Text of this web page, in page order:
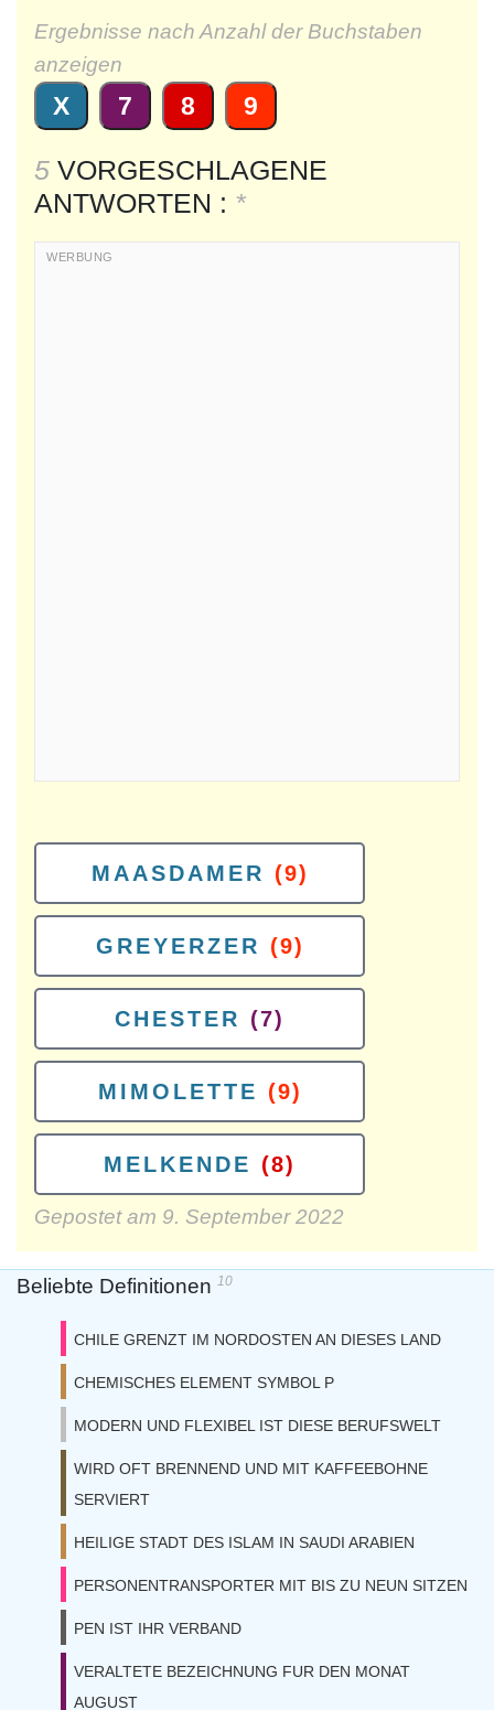
Ergebnisse nach Anzahl der Buchstaben
anzeigen
X 7 8 9
5 VORGESCHLAGENE
ANTWORTEN : *
MAASDAMER (9)
GREYERZER (9)
CHESTER (7)
MIMOLETTE (9)
MELKENDE (8)
Gepostet am 9. September 2022
Beliebte Definitionen 10
CHILE GRENZT IM NORDOSTEN AN DIESES LAND
CHEMISCHES ELEMENT SYMBOL P
MODERN UND FLEXIBEL IST DIESE BERUFSWELT
WIRD OFT BRENNEND UND MIT KAFFEEBOHNE
SERVIERT
HEILIGE STADT DES ISLAM IN SAUDI ARABIEN
PERSONENTRANSPORTER MIT BIS ZU NEUN SITZEN
PEN IST IHR VERBAND
VERALTETE BEZEICHNUNG FUR DEN MONAT
AUGUST